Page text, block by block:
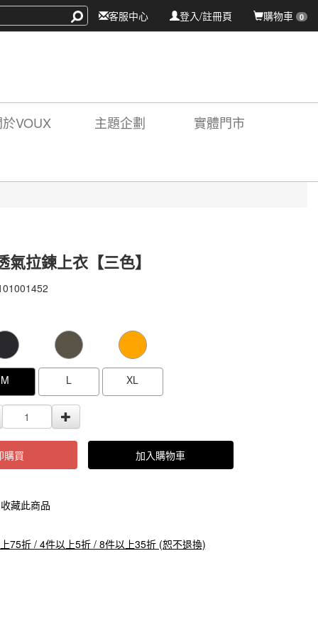
購物車 0
登入/註冊頁
客服中心
VOUX 主題企劃 實體門市
氣拉鍊上衣【三色】
GOODS000000000000000005100
M L XL
購買 加入購物車
收藏此商品
75折 / 4件以上5折 / 8件以上35折 (恕不退換)